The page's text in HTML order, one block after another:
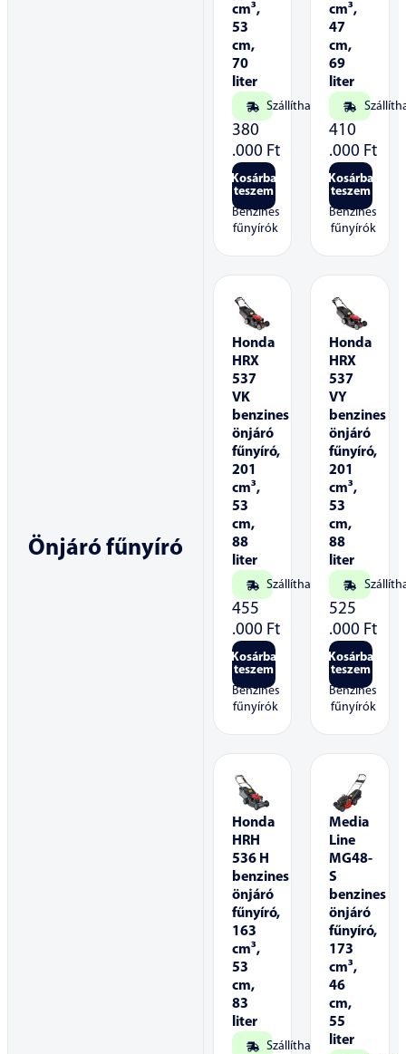
Önjáró fűnyíró
cm³,
53
cm,
70
liter
Szállítható
380
.000 Ft
Kosárba
teszem
Benzines
fűnyírók
cm³,
47
cm,
69
liter
410
.000 Ft
Kosárba
teszem
Benzines
fűnyírók
Honda
HRX
537
VK
benzines
önjáró
fűnyíró,
201
cm³,
53
cm,
88
liter
Szállítható
455
.000 Ft
Kosárba
teszem
Benzines
fűnyírók
Honda
HRX
537
VY
benzines
önjáró
fűnyíró,
201
cm³,
53
cm,
88
liter
525
.000 Ft
Kosárba
teszem
Benzines
fűnyírók
Honda
HRH
536 H
benzines
önjáró
fűnyíró,
163
cm³,
53
cm,
83
liter
Szállítható
Media
Line
MG48-
S
benzines
önjáró
fűnyíró,
173
cm³,
46
cm,
55
liter